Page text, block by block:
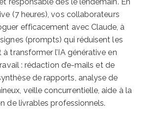
(7 heures), vos collaborateurs
efficacement avec Claude, à
(prompts) qui réduisent les
transformer l’IA générative en
: rédaction d’e-mails et de
de rapports, analyse de
veille concurrentielle, aide à la
de livrables professionnels.